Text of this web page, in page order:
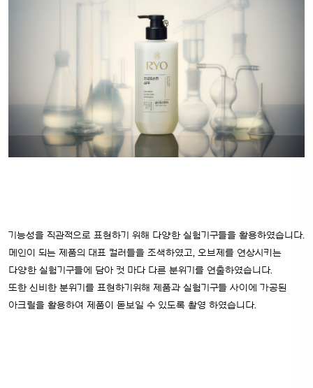
기능성을 직관적으로 표현하기 위해 다양한 실험기구들을 활용하였습니다.
메인이 되는 제품의 대표 컬러들을 조색하였고, 오브제를 연상시키는
다양한 실험기구들에 담아 컷 마다 다른 분위기를 연출하였습니다.
또한 신비한 분위기를 표현하기위해 제품과 실험기구들 사이에 가공된
아크릴을 활용하여 제품이 돋보일 수 있도록 촬영 하였습니다.